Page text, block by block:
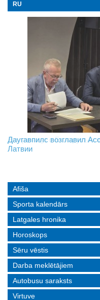
RU
На границе с Беларусью
Даугавпилс возглавил
Латвии
Инвалидность — не
реальные истории людей
Afiša
Sporta kalendārs
Latgales hronika
Horoskops
Sēru vēstis
Darba meklētājiem
Autobusu saraksts
Virtuve